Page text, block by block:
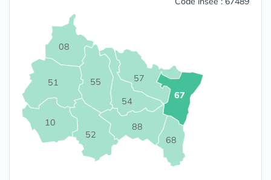
08
10
51
52
54
55 57
67
68
88